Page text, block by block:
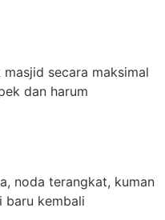
secara maksimal
dan harum
noda terangkat, kuman
baru kembali